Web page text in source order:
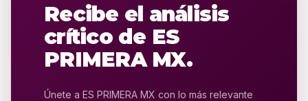
Recibe el análisis
crítico de ES
PRIMERA MX.
Únete a ES PRIMERA MX con lo más relevante